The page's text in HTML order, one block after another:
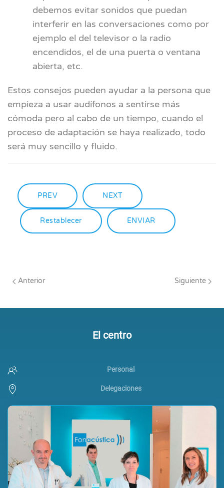
debemos evitar sonidos que puedan
interferir en las conversaciones como por
ejemplo el del televisor o la radio
encendidos, el de una puerta o ventana
abierta, etc.
Estos consejos pueden ayudar a la persona que
empieza a usar audífonos a sentirse más
cómoda pero al cabo de un tiempo, cuando el
proceso de adaptación se haya realizado, todo
será muy sencillo y fluido.
PREV NEXT
Restablecer ENVIAR
Anterior Siguiente
El centro
Personal
Delegaciones